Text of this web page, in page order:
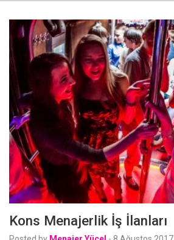
Kons Menajerlik İş İlanları